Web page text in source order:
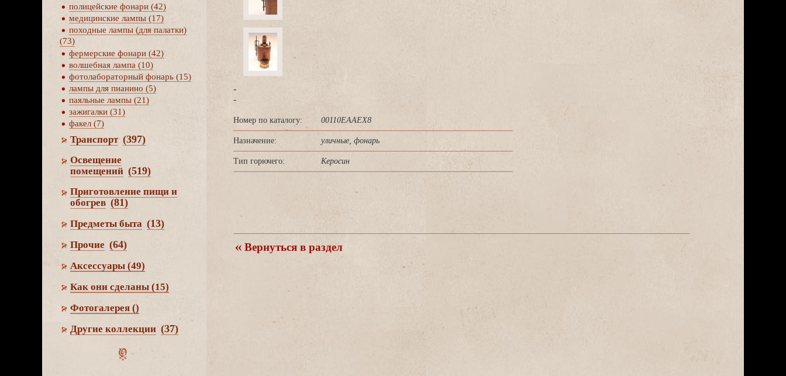
полицейские фонари (42)
медицинские лампы (17)
походные лампы (для палатки)
(73)
фермерские фонари (42)
олшебная лампа (10)
фотолабораторный фонарь (15)
лампы для пианино (5)
паяльные лампы (21)
зажигалки (31)
факел (7)
Транспорт (397)
Освещение
помещений (519)
Приготовление пищи и
обогре (81)
Предметы быта (13)
Прочие (64)
Аксессуары (49)
Как они сделаны (15)
Фотогалерея ()
Другие коллекции (37)
-
-
Номер по каталогу: 00110EAAEX8
Назначение: уличные, фонарь
Тип горючего: Керосин
ернуться в раздел